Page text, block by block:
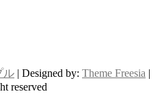
ル | Designed by: Theme Freesia |
reserved